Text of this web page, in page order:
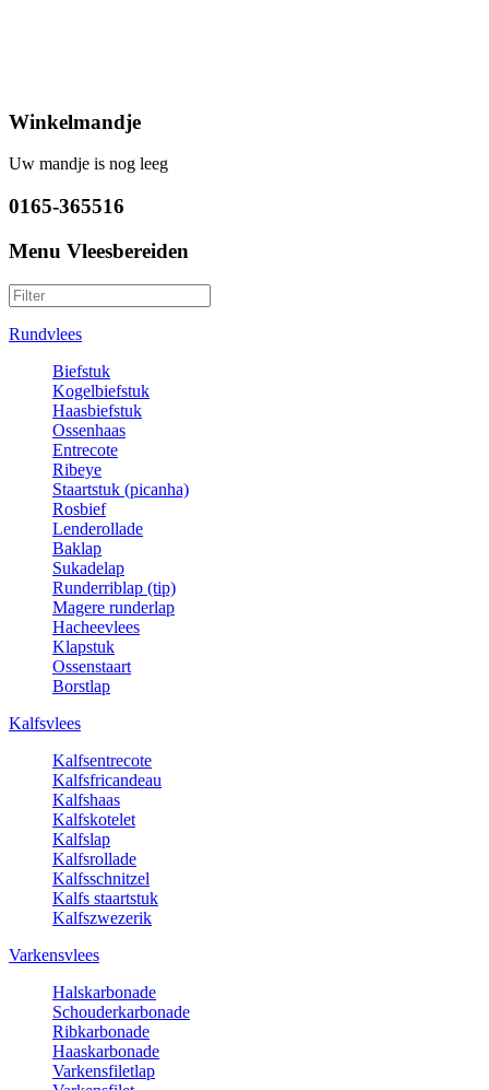
Winkelmandje
Uw mandje is nog leeg
0165-365516
Menu Vleesbereiden
Rundvlees
Biefstuk
Kogelbiefstuk
Haasbiefstuk
Ossenhaas
Entrecote
Ribeye
Staartstuk (picanha)
Rosbief
Lenderollade
Baklap
Sukadelap
Runderriblap (tip)
Magere runderlap
Hacheevlees
Klapstuk
Ossenstaart
Borstlap
Kalfsvlees
Kalfsentrecote
Kalfsfricandeau
Kalfshaas
Kalfskotelet
Kalfslap
Kalfsrollade
Kalfsschnitzel
Kalfs staartstuk
Kalfszwezerik
Varkensvlees
Halskarbonade
Schouderkarbonade
Ribkarbonade
Haaskarbonade
Varkensfiletlap